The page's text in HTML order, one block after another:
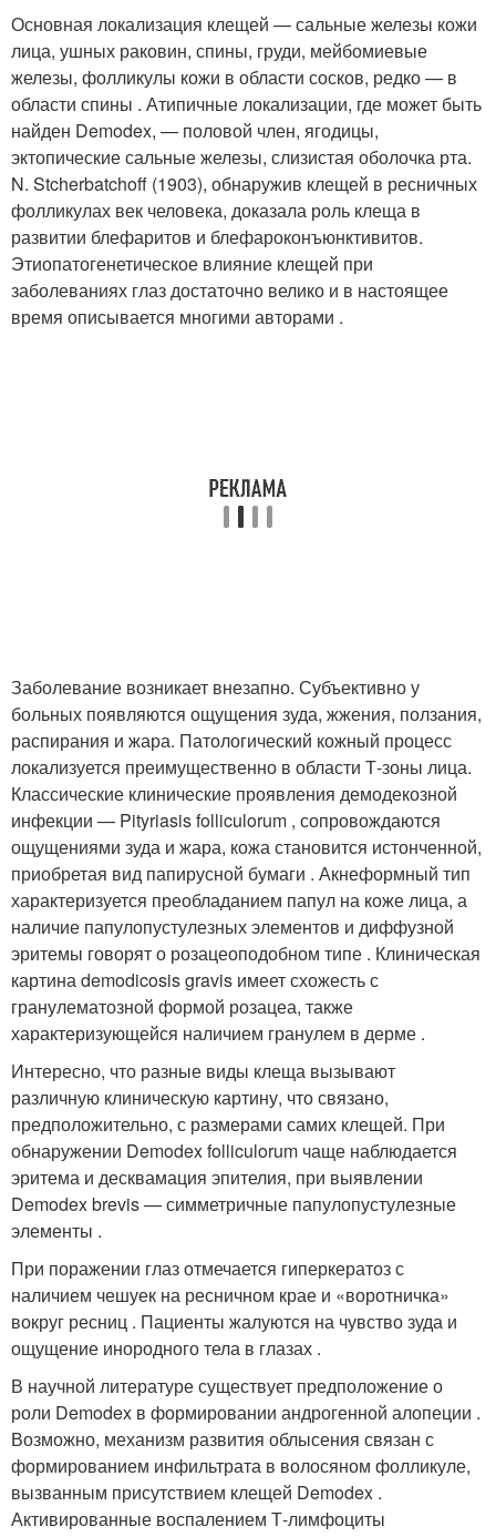
Основная локализация клещей — сальные железы кожи
лица, ушных раковин, спины, груди, мейбомиевые
железы, фолликулы кожи в области сосков, редко — в
области спины . Атипичные локализации, где может быть
найден Demodex, — половой член, ягодицы,
эктопические сальные железы, слизистая оболочка рта.
N. Stcherbatchoff (1903), обнаружив клещей в ресничных
фолликулах век человека, доказала роль клеща в
развитии блефаритов и блефароконъюнктивитов.
Этиопатогенетическое влияние клещей при
заболеваниях глаз достаточно велико и в настоящее
время описывается многими авторами .
Заболевание возникает внезапно. Субъективно у
больных появляются ощущения зуда, жжения, ползания,
распирания и жара. Патологический кожный процесс
локализуется преимущественно в области Т-зоны лица.
Классические клинические проявления демодекозной
инфекции — Pityriasis folliculorum , сопровождаются
ощущениями зуда и жара, кожа становится истонченной,
приобретая вид папирусной бумаги . Акнеформный тип
характеризуется преобладанием папул на коже лица, а
наличие папулопустулезных элементов и диффузной
эритемы говорят о розацеоподобном типе . Клиническая
картина demodicosis gravis имеет схожесть с
гранулематозной формой розацеа, также
характеризующейся наличием гранулем в дерме .
Интересно, что разные виды клеща вызывают
различную клиническую картину, что связано,
предположительно, с размерами самих клещей. При
обнаружении Demodex folliculorum чаще наблюдается
эритема и десквамация эпителия, при выявлении
Demodex brevis — симметричные папулопустулезные
элементы .
При поражении глаз отмечается гиперкератоз с
наличием чешуек на ресничном крае и «воротничка»
вокруг ресниц . Пациенты жалуются на чувство зуда и
ощущение инородного тела в глазах .
В научной литературе существует предположение о
роли Demodex в формировании андрогенной алопеции .
Возможно, механизм развития облысения связан с
формированием инфильтрата в волосяном фолликуле,
вызванным присутствием клещей Demodex .
Активированные воспалением Т-лимфоциты